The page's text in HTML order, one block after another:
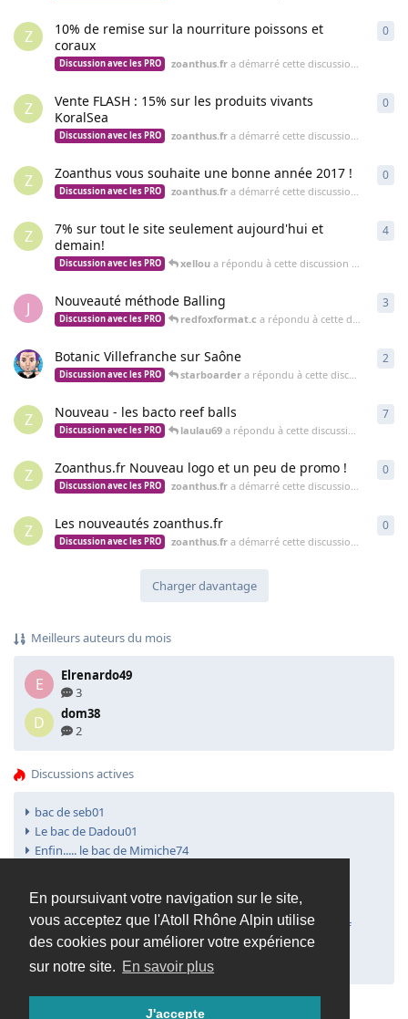
En poursuivant votre navigation sur le site,
vous acceptez que l'Atoll Rhône Alpin utilise
des cookies pour améliorer votre expérience
sur notre site. En savoir plus
J'accepte
Z
10% de remise sur la nourriture poissons et
coraux
Discussion avec les PRO zoanthus.fr a démarré cette discussion
0
Z
Vente FLASH : 15% sur les produits vivants
KoralSea
Discussion avec les PRO zoanthus.fr a démarré cette discussion
0
Z Zoanthus vous souhaite une bonne année 2017 !
Discussion avec les PRO zoanthus.fr a démarré cette discussion
0
Z
7% sur tout le site seulement aujourd'hui et
demain!
Discussion avec les PRO xellou a répondu à cette discussion 19 déc.
4
J Nouveauté méthode Balling
Discussion avec les PRO redfoxformat.c a répondu à cette discussion
3
Botanic Villefranche sur Saône
Discussion avec les PRO starboarder a répondu à cette discussion
2
Z Nouveau - les bacto reef balls
Discussion avec les PRO laulau69 a répondu à cette discussion
7
Z Zoanthus.fr Nouveau logo et un peu de promo !
Discussion avec les PRO zoanthus.fr a démarré cette discussion
0
Z Les nouveautés zoanthus.fr
Discussion avec les PRO zoanthus.fr a démarré cette discussion
0
Charger davantage
Meilleurs auteurs du mois
E
Elrenardo49
3
D
dom38
2
Discussions actives
bac de seb01
Le bac de Dadou01
Enfin..... le bac de Mimiche74
Bourse de Grenoble
Un nouveau :-) tout petit 125L
Bourse aquariophile récifale et eau douce de lyon : Objectif
Septembre 2008
Nouveau récifaliste